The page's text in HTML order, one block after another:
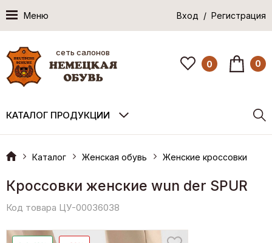
Меню Вход / Регистрация
сеть салонов
0 0
КАТАЛОГ ПРОДУКЦИИ
Каталог Женская обувь Женские кроссовки
Кроссовки женские wun der SPUR
Код товара ЦУ-00036038